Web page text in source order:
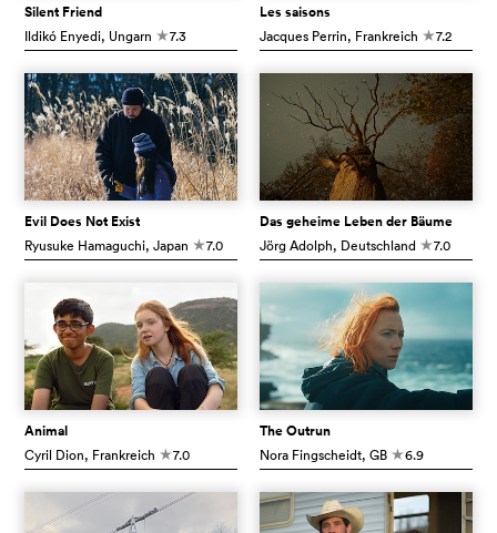
Silent Friend
Ildikó Enyedi, Ungarn c7.3
Les saisons
Jacques Perrin, Frankreich c7.2
Evil Does Not Exist
Ryusuke Hamaguchi, Japan c7.0
Das geheime Leben der Bäume
Jörg Adolph, Deutschland c7.0
Animal
Cyril Dion, Frankreich c7.0
The Outrun
Nora Fingscheidt, GB c6.9